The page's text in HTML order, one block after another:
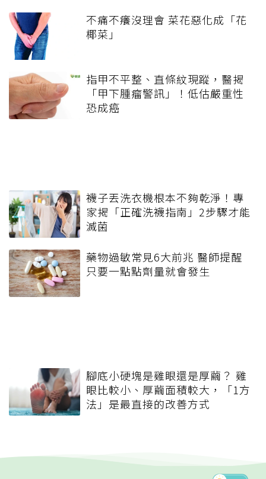
不痛不癢沒理會 菜花惡化成「花
椰菜」
指甲不平整、直條紋現蹤，醫揭
「甲下腫瘤警訊」！低估嚴重性
恐成癌
襪子丟洗衣機根本不夠乾淨！專
家揭「正確洗襪指南」2步驟才能
滅菌
藥物過敏常見6大前兆 醫師提醒
只要一點點劑量就會發生
腳底小硬塊是雞眼還是厚繭？ 雞
眼比較小、厚繭面積較大，「1方
法」是最直接的改善方式